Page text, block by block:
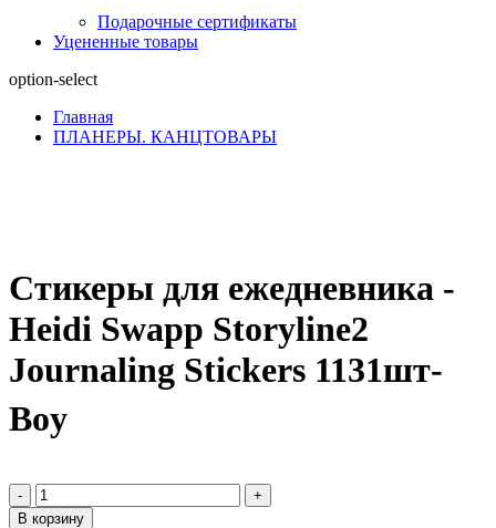
Подарочные сертификаты
Уцененные товары
option-select
Главная
ПЛАНЕРЫ. КАНЦТОВАРЫ
Стикеры для ежедневника -
Heidi Swapp Storyline2
Journaling Stickers 1131шт-
Boy
-
+
В корзину